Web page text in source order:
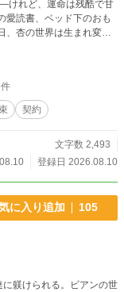
けれど、運命は残酷で甘
愛読書、ベッド下のおも
、杏の世界は生まれ変わ
たの? 杏の本音がそっ
げられるよ」 理想の彼
快感の権利を委ねる契約
開く。 https://ww
RJ01686355.html 2
品の配信開始。 第1部 性
楽しみください。 ※pixi
しています。
契約
文字数 2,493
登録日 2026.08.10
に入り追加 105
躾けられる。ビアンの世